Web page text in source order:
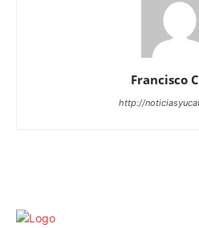
Francisco
http://